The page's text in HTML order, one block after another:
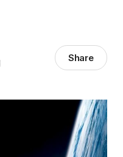
Share